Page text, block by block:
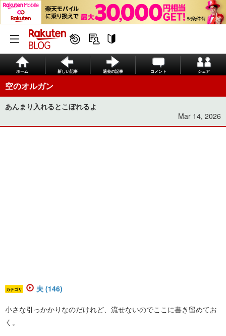
ホーム 新しい記事 過去の記事 コメント シェア
空のオルガン
あんまり入れるとこぼれるよ
Mar 14, 2026
カテゴリ 夫 (146)
小さな引っかかりなのだけれど、流せないのでここに書き留めてお
く。